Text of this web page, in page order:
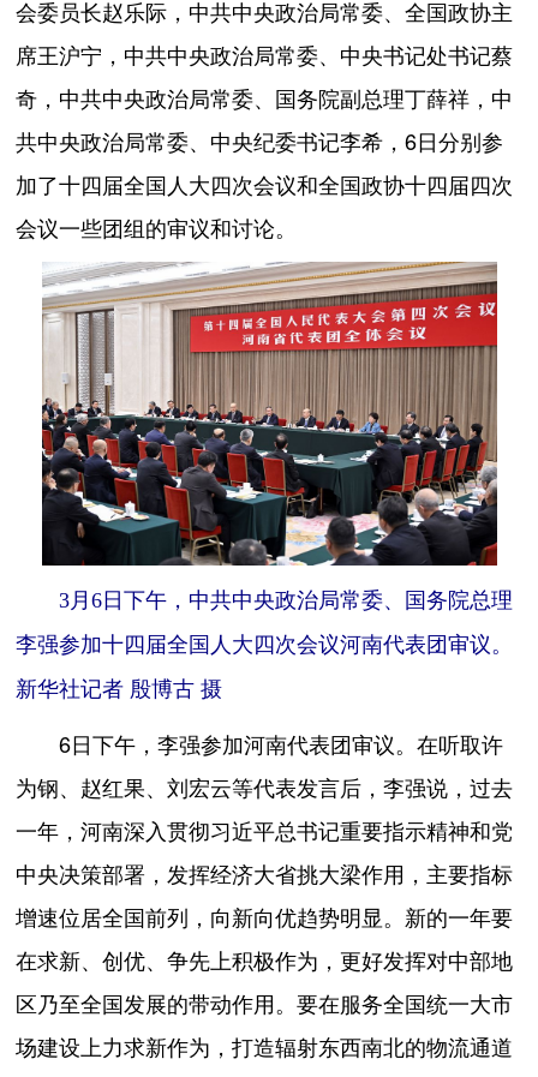
会委员长赵乐际，中共中央政治局常委、全国政协主
席王沪宁，中共中央政治局常委、中央书记处书记蔡
奇，中共中央政治局常委、国务院副总理丁薛祥，中
共中央政治局常委、中央纪委书记李希，6日分别参
加了十四届全国人大四次会议和全国政协十四届四次
会议一些团组的审议和讨论。
3月6日下午，中共中央政治局常委、国务院总理
李强参加十四届全国人大四次会议河南代表团审议。
新华社记者 殷博古 摄
6日下午，李强参加河南代表团审议。在听取许
为钢、赵红果、刘宏云等代表发言后，李强说，过去
一年，河南深入贯彻习近平总书记重要指示精神和党
中央决策部署，发挥经济大省挑大梁作用，主要指标
增速位居全国前列，向新向优趋势明显。新的一年要
在求新、创优、争先上积极作为，更好发挥对中部地
区乃至全国发展的带动作用。要在服务全国统一大市
场建设上力求新作为，打造辐射东西南北的物流通道